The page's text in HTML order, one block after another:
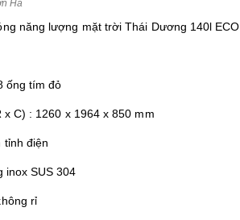
Hà
năng lượng mặt trời Thái Dương 140l ECO
ống tím đỏ
C) : 1260 x 1964 x 850 mm
tỉnh điện
inox SUS 304
rỉ